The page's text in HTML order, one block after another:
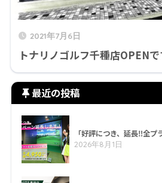
2021年7月6日
トナリノゴルフ千種店OPENで
最近の投稿
「好評につき、延長‼全プ
2026年8月1日